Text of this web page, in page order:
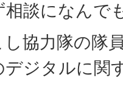
相談になんで
し協力隊の隊
デジタルに関